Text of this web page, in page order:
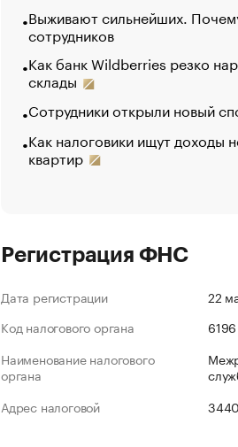
Выживают сильнейших.
сотрудников
Как банк Wildberries резко
склады
Сотрудники открыли новый
Как налоговики ищут доходы
квартир
Регистрация ФНС
Дата регистрации
22
Код налогового органа
6196
Наименование налогового
органа
Адрес налоговой